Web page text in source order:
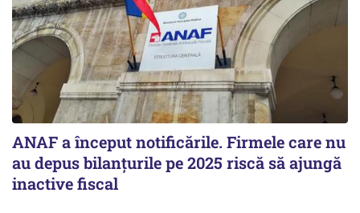
ANAF a început notificările. Firmele care nu
au depus bilanțurile pe 2025 riscă să ajungă
inactive fiscal